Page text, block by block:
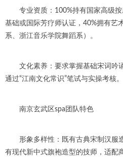
专业资质：100%持有国家高级按
基础或国际芳疗师认证，40%拥有艺
系、浙江音乐学院舞蹈系）。
文化素养：要求掌握基础宋词吟诵
通过“江南文化常识”笔试与实操考核。
南京玄武区spa团队特色
形象多样性：既有古典宋制汉服
有现代新中式旗袍造型的技师，适配